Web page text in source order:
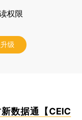
权限
级
数据通【CEIC